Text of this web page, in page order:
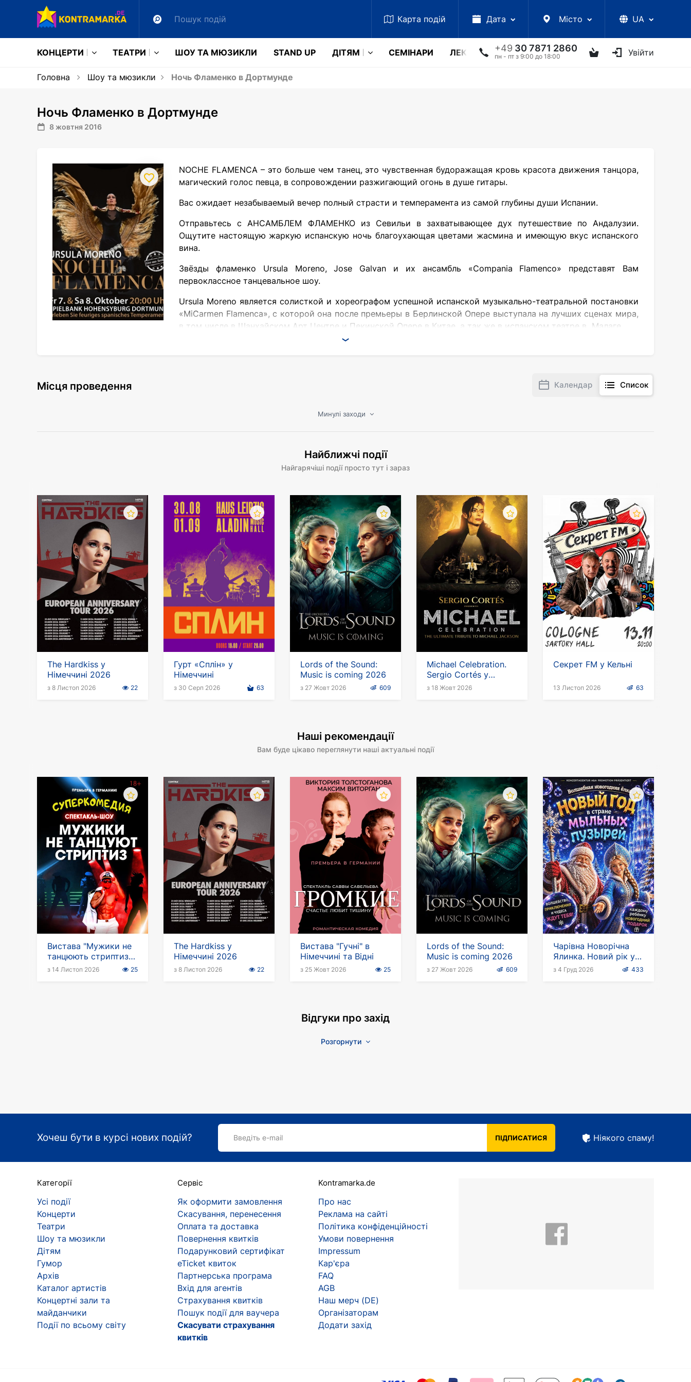
Карта подій Дата Місто UA
+49 30 7871 2860
пн - пт з 9:00 до 18:00 Увійти
КОНЦЕРТИ ТЕАТРИ ШОУ ТА МЮЗИКЛИ STAND UP ДІТЯМ СЕМІНАРИ ЛЕКЦІЇ УКРАЇНСЬКІ АРТИСТИ ІНШЕ ТВОРЧІ
Головна Шоу та мюзикли Ночь Фламенко в Дортмунде
Ночь Фламенко в Дортмунде
8 жовтня 2016
NOCHE FLAMENCA – это больше чем танец, это чувственная будоражащая кровь красота движения танцора,
магический голос певца, в сопровождении разжигающий огонь в душе гитары.
Вас ожидает незабываемый вечер полный страсти и темперамента из самой глубины души Испании.
Отправьтесь с АНСАМБЛЕМ ФЛАМЕНКО из Севильи в захватывающее дух путешествие по Андалузии.
Ощутите настоящую жаркую испанскую ночь благоухающая цветами жасмина и имеющую вкус испанского
вина.
Звёзды фламенко Ursula Moreno, Jose Galvan и их ансамбль «Compania Flamenco» представят Вам
первоклассное танцевальное шоу.
Ursula Moreno является солисткой и хореографом успешной испанской музыкально-театральной постановки
«MiCarmen Flamenca», с которой она после премьеры в Берлинской Опере выступала на лучших сценах мира,
в том числе в Шанхайском Арт Центре и Пекинской Опере в Китае, а так же в испанском театре в Малаге.
Во время представления можно заказать напитки и маленькие закуски Tapas.
Місця проведення Календар Список
Минулі заходи
Найближчі події
Найгарячіші події просто тут і зараз
The Hardkiss у
Німеччині 2026
з 8 Листоп 2026 22
Гурт «Сплін» у
Німеччині
з 30 Серп 2026 63
Lords of the Sound:
Music is coming 2026
з 27 Жовт 2026 609
Michael Celebration.
Sergio Cortés у
Німеччині
з 18 Жовт 2026
Секрет FM у Кельні
13 Листоп 2026 63
Наші рекомендації
Вам буде цікаво переглянути наші актуальні події
Вистава "Мужики не
танцюють стриптиз"
у Німеччині
з 14 Листоп 2026 25
The Hardkiss у
Німеччині 2026
з 8 Листоп 2026 22
Вистава "Гучні" в
Німеччині та Відні
з 25 Жовт 2026 25
Lords of the Sound:
Music is coming 2026
з 27 Жовт 2026 609
Чарівна Новорічна
Ялинка. Новий рік у
країні мильних
з 4 Груд 2026 433
Відгуки про захід
Розгорнути
Хочеш бути в курсі нових подій? Введіть e-mail ПІДПИСАТИСЯ Ніякого спаму!
Категорії
Усі події
Концерти
Театри
Шоу та мюзикли
Дітям
Гумор
Архів
Каталог артистів
Концертні зали та
майданчики
Події по всьому світу
Сервіс
Як оформити замовлення
Скасування, перенесення
Оплата та доставка
Повернення квитків
Подарунковий сертифікат
eTicket квиток
Партнерська програма
Вхід для агентів
Страхування квитків
Пошук події для ваучера
Скасувати страхування
квитків
Kontramarka.de
Про нас
Реклама на сайті
Політика конфіденційності
Умови повернення
Impressum
Кар'єра
FAQ
AGB
Наш мерч (DE)
Організаторам
Додати захід